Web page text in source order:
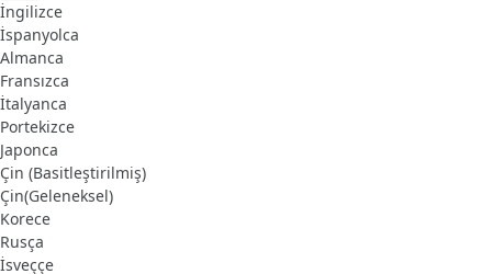
İngilizce
İspanyolca
Almanca
Fransızca
İtalyanca
Portekizce
Japonca
Çin (Basitleştirilmiş)
Çin(Geleneksel)
Korece
Rusça
İsveççe